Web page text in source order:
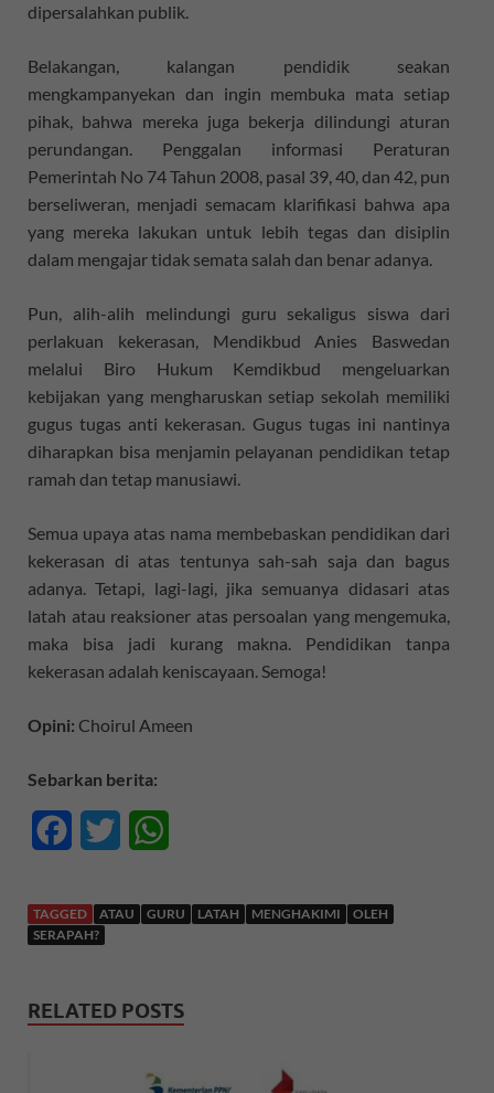
dipersalahkan publik.
Belakangan, kalangan pendidik seakan
mengkampanyekan dan ingin membuka mata setiap
pihak, bahwa mereka juga bekerja dilindungi aturan
perundangan. Penggalan informasi Peraturan
Pemerintah No 74 Tahun 2008, pasal 39, 40, dan 42, pun
berseliweran, menjadi semacam klarifikasi bahwa apa
yang mereka lakukan untuk lebih tegas dan disiplin
dalam mengajar tidak semata salah dan benar adanya.
Pun, alih-alih melindungi guru sekaligus siswa dari
perlakuan kekerasan, Mendikbud Anies Baswedan
melalui Biro Hukum Kemdikbud mengeluarkan
kebijakan yang mengharuskan setiap sekolah memiliki
gugus tugas anti kekerasan. Gugus tugas ini nantinya
diharapkan bisa menjamin pelayanan pendidikan tetap
ramah dan tetap manusiawi.
Semua upaya atas nama membebaskan pendidikan dari
kekerasan di atas tentunya sah-sah saja dan bagus
adanya. Tetapi, lagi-lagi, jika semuanya didasari atas
latah atau reaksioner atas persoalan yang mengemuka,
maka bisa jadi kurang makna. Pendidikan tanpa
kekerasan adalah keniscayaan. Semoga!
Opini: Choirul Ameen
Sebarkan berita:
c
e
o
i
e
a
A
TAGGED ATAU GURU LATAH MENGHAKIMI
OLEH
SERAPAH?
RELATED POSTS